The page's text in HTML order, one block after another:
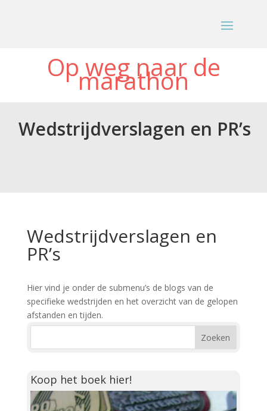
Op weg naar de
marathon
Wedstrijdverslagen en PR’s
Wedstrijdverslagen en
PR’s
Hier vind je onder de submenu’s de blogs van de
specifieke wedstrijden en het overzicht van de gelopen
afstanden en tijden.
Koop het boek hier!